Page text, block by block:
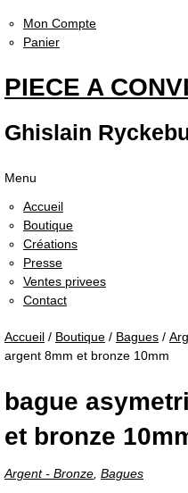
Mon Compte
Panier
PIECE A
Ghislain
Menu
Accueil
Boutique
Créations
Presse
Ventes privees
Contact
Accueil / Boutique / Bagues /
argent 8mm et bronze 10mm
bague
et bronze
Argent - Bronze Bagues